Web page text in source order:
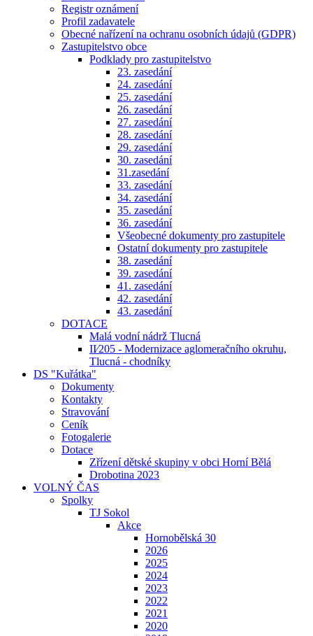
Registr oznámení
Profil zadavatele
Obecné nařízení na ochranu osobních údajů (GDPR)
Zastupitelstvo obce
Podklady pro zastupitelstvo
23. zasedání
24. zasedání
25. zasedání
26. zasedání
27. zasedání
28. zasedání
29. zasedání
30. zasedání
31.zasedání
33. zasedání
34. zasedání
35. zasedání
36. zasedání
Všeobecné dokumenty pro zastupitele
Ostatní dokumenty pro zastupitele
38. zasedání
39. zasedání
41. zasedání
42. zasedání
43. zasedání
DOTACE
Malá vodní nádrž Tlucná
II⁄205 - Modernizace aglomeračního okruhu,
Tlucná - chodníky
DS "Kuřátka"
Dokumenty
Kontakty
Stravování
Ceník
Fotogalerie
Dotace
Zřízení dětské skupiny v obci Horní Bělá
Drobotina 2023
VOLNÝ ČAS
Spolky
TJ Sokol
Akce
Hornobělská 30
2026
2025
2024
2023
2022
2021
2020